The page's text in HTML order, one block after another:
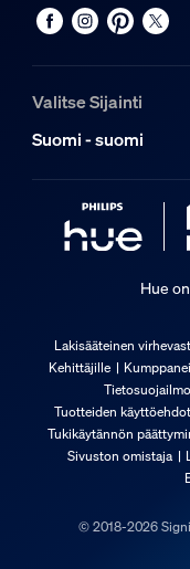
Valitse Sijainti
Suomi - suomi
Hue on
Lakisääteinen
Kehittäjille
Tuotteiden käyttöehdot
Tukikäytännön
Sivuston omistaja
© 2018-2026